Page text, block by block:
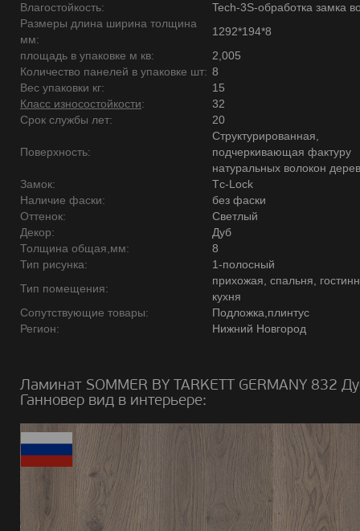
Влагостойкость:
Tech-3S-обработка замка
Размеры длина ширина толщина
мм:
1292*194*8
площадь в упаковке м кв:
2,005
Количество панелей в упаковке шт: 8
Вес упаковки кг:
15
Класс износостойкости:
32
Срок службы лет:
20
Поверхность:
Структурированная,
подчеркивающая фактуру
натуральных волокон
Замок:
Tс-Lock
Наличие фаски:
без фаски
Оттенок:
Светлый
Декор:
Дуб
Толщина общая,мм:
8
Тип рисунка:
1-полосный
Тип помещения:
прихожая, спальня,
кухня
Сопутствующие товары:
Подложка,плинтус
Регион:
Нижний Новгород
Ламинат SOMMER BY TARKETT GERMANY 832
Ганновер вид в интерьере: